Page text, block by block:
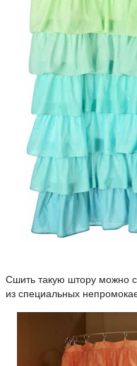
Сшить такую штору можно
из специальных